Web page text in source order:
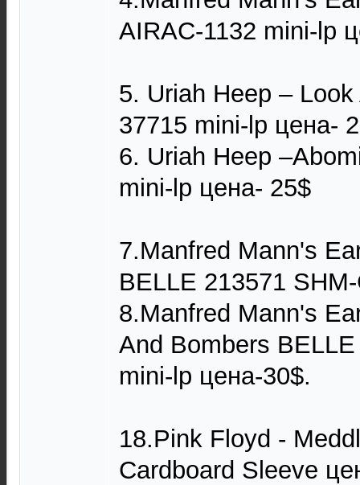
AIRAC-1132 mini-lp
5. Uriah Heep –
37715 mini-lp цена-
6. Uriah Heep
mini-lp цена- 25$
7.Manfred Mann's
BELLE 213571
8.Manfred Mann's
And Bombers
mini-lp цена-30$.
18.Pink Floyd -
Cardboard Sleeve